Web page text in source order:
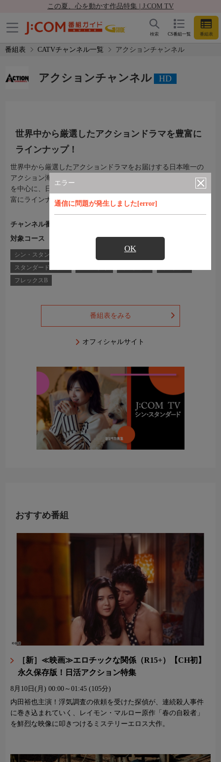
この夏、心を動かす作品特集 | J:COM TV
CS番組一覧 番組表
検索
番組表 CATVチャンネル一覧 アクションチャンネル
エラー
通信に問題が発生しました[error]
OK
アクションチャンネル HD
世界中から厳選したアクションドラマを豊富に
ラインナップ！
世界中から厳選したアクションドラマをお届けする日本唯一の
アクション海外ドラマ専門チャンネル。北米・ヨーロッパ作品
を中心に、日本初上陸の最新作や話題作、定番の人気作品を豊
富にラインナップ！
チャンネル番号
対象コース
J:COM TVコース一覧
シン・スタンダード シン・スタンダードプラス
スタンダードプラス
フレックスB
番組表をみる
オフィシャルサイト
おすすめ番組
［新］≪映画≫エロチックな関係（R15+）【CH初】
永久保存版！日活アクション特集
8月10日(月)00:00～01:45 (105分)
内田裕也主演！浮気調査の依頼を受けた探偵が、連続殺人事件
に巻き込まれていく、レイモン・マルロー原作「春の自殺者」
を鮮烈な映像に叩きつけるミステリーエロス大作。